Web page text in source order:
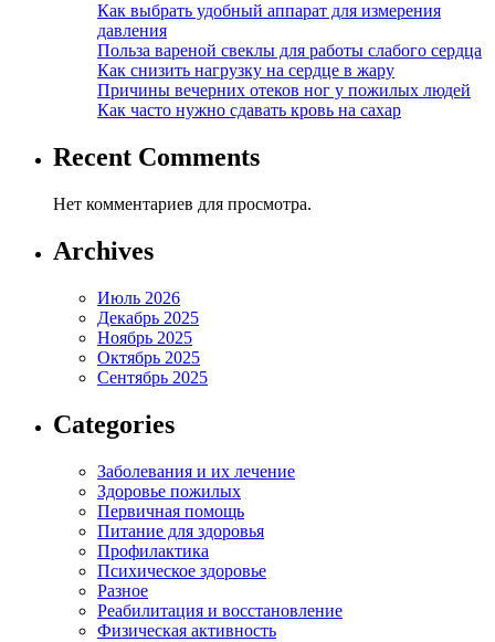
Как выбрать удобный аппарат для измерения
давления
Польза вареной свеклы для работы слабого сердца
Как снизить нагрузку на сердце в жару
Причины вечерних отеков ног у пожилых людей
Как часто нужно сдавать кровь на сахар
Recent Comments
Нет комментариев для просмотра.
Archives
Июль 2026
Декабрь 2025
Ноябрь 2025
Октябрь 2025
Сентябрь 2025
Categories
Заболевания и их лечение
Здоровье пожилых
Первичная помощь
Питание для здоровья
Профилактика
Психическое здоровье
Разное
Реабилитация и восстановление
Физическая активность